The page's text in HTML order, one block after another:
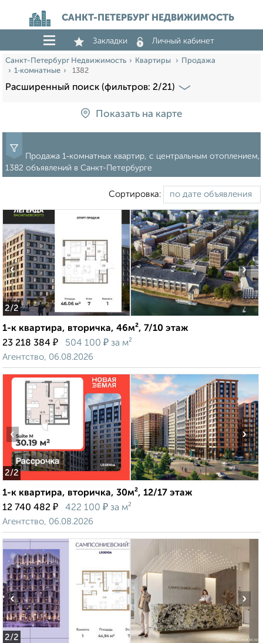
САНКТ-ПЕТЕРБУРГ НЕДВИЖИМОСТЬ
Закладки Личный кабинет
Санкт-Петербург Недвижимость Квартиры
Продажа
1‑комнатные
1382
Расширенный поиск (фильтров: 2/21)
Показать на карте
Продажа 1‑комнатных квартир, с центральным отоплением,
1382 объявлений в Санкт-Петербурге
Сортировка:
2/2
‹ ›
1-к квартира, вторичка, 46м², 7/10 этаж
23 218 384 ₽ 504 100 ₽ за м²
Агентство, 06.08.2026
2/2
‹ ›
1-к квартира, вторичка, 30м², 12/17 этаж
12 740 482 ₽ 422 100 ₽ за м²
Агентство, 06.08.2026
2/2
‹ ›